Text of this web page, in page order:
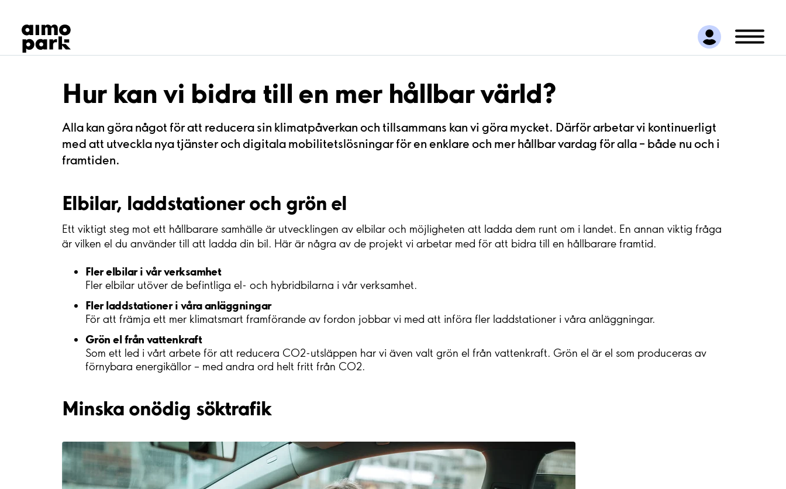
Hitta parkering
Samarbete
Kundservice
Om Aimo Park
Hur kan vi bidra till en mer hållbar värld?
Alla kan göra något för att reducera sin klimatpåverkan och tillsammans kan vi göra mycket. Därför arbetar vi kontinuerligt
med att utveckla nya tjänster och digitala mobilitetslösningar för en enklare och mer hållbar vardag för alla – både nu och i
framtiden.
Elbilar, laddstationer och grön el
Ett viktigt steg mot ett hållbarare samhälle är utvecklingen av elbilar och möjligheten att ladda dem runt om i landet. En annan viktig fråga
är vilken el du använder till att ladda din bil. Här är några av de projekt vi arbetar med för att bidra till en hållbarare framtid.
Fler elbilar i vår verksamhet
Fler elbilar utöver de befintliga el- och hybridbilarna i vår verksamhet.
Fler laddstationer i våra anläggningar
För att främja ett mer klimatsmart framförande av fordon jobbar vi med att införa fler laddstationer i våra anläggningar.
Grön el från vattenkraft
Som ett led i vårt arbete för att reducera CO2-utsläppen har vi även valt grön el från vattenkraft. Grön el är el som produceras av
förnybara energikällor – med andra ord helt fritt från CO2.
Minska onödig söktrafik